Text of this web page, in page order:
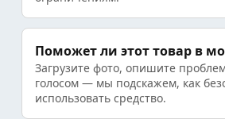
Поможет ли этот товар в
Загрузите фото, опишите
голосом — мы подскажем, как
использовать средство.